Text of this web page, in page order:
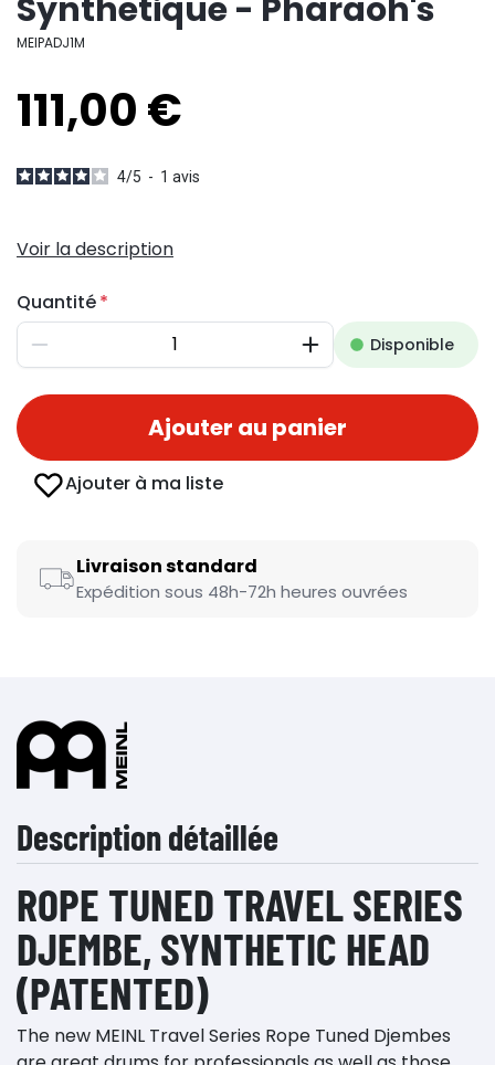
Synthetique - Pharaoh's
MEIPADJ1M
111,00 €
4/5 - 1 avis
Voir la description
Quantité
Diminuer AugmenterDisponible
Ajouter au panier
Ajouter à ma liste
Livraison standard
Expédition sous 48h-72h heures ouvrées
Description détaillée
ROPE TUNED TRAVEL SERIES
DJEMBE, SYNTHETIC HEAD
(PATENTED)
The new MEINL Travel Series Rope Tuned Djembes